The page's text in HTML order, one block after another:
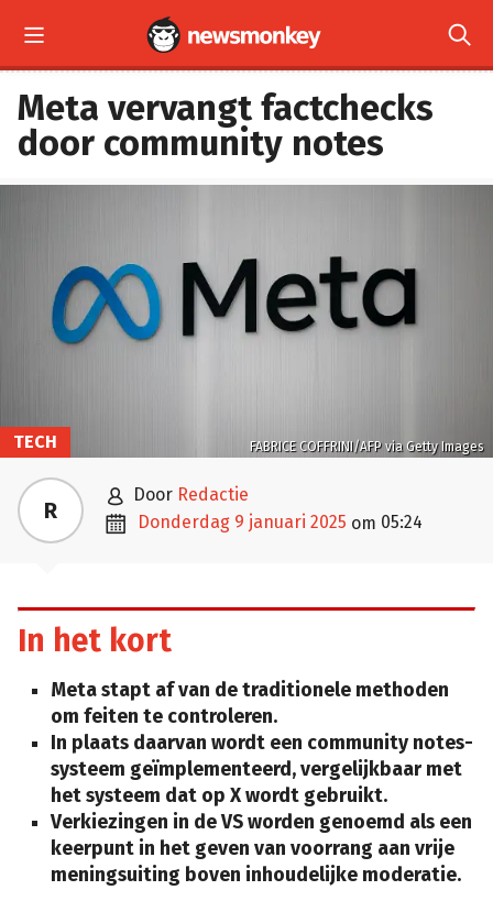
 
Meta vervangt factchecks
door community notes
FABRICE COFFRINI/AFP via Getty Images
TECH
R  door Redactie
 donderdag 9 januari 2025 om 05:24
In het kort
Meta stapt af van de traditionele methoden
om feiten te controleren.
In plaats daarvan wordt een community notes-
systeem geïmplementeerd, vergelijkbaar met
het systeem dat op X wordt gebruikt.
Verkiezingen in de VS worden genoemd als een
keerpunt in het geven van voorrang aan vrije
meningsuiting boven inhoudelijke moderatie.